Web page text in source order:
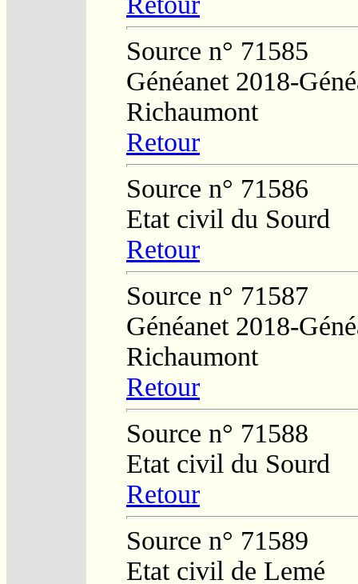
Source n° 71585
Généanet 2018-
Richaumont
Retour
Source n° 71586
Etat civil du Sourd
Retour
Source n° 71587
Généanet 2018-
Richaumont
Retour
Source n° 71588
Etat civil du Sourd
Retour
Source n° 71589
Etat civil de Lemé